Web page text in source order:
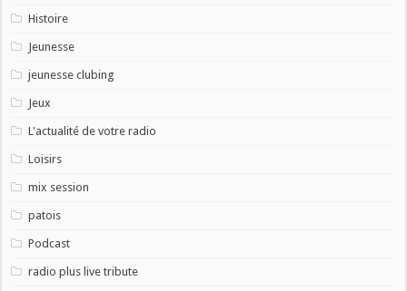
Histoire
Jeunesse
jeunesse clubing
Jeux
L'actualité de votre radio
Loisirs
mix session
patois
Podcast
radio plus live tribute